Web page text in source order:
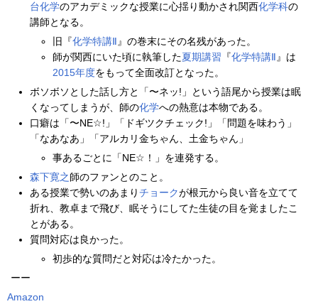
台化学のアカデミックな授業に心揺り動かされ関西化学科の
講師となる。
旧『化学特講Ⅱ 』の巻末にその名残があった。
師が関西にいた頃に執筆した夏期講習 『化学特講Ⅱ 』は
2015年度をもって全面改訂となった。
ボソボソとした話し方と「〜ネッ!」という語尾から授業は眠
くなってしまうが、師の化学への熱意は本物である。
口癖は「〜NE☆!」「ドギツクチェック!」「問題を味わう」
「なあなあ」「アルカリ金ちゃん、土金ちゃん」
事あるごとに「NE☆！」を連発する。
森下寛之師のファンとのこと。
ある授業で勢いのあまりチョークが根元から良い音を立てて
折れ、教卓まで飛び、眠そうにしてた生徒の目を覚ましたこ
とがある。
質問対応は良かった。
初歩的な質問だと対応は冷たかった。
ーー
Amazon